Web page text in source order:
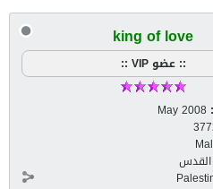
king of love
:: عضو VIP ::
May 2008
القدس